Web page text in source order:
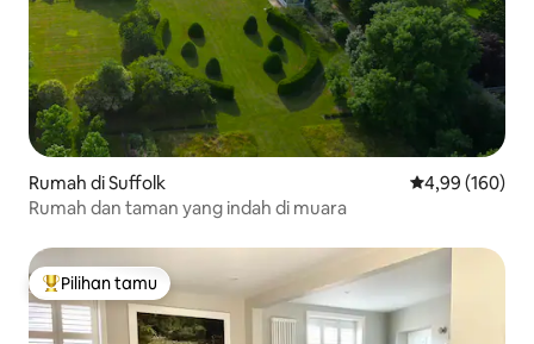
Rumah di Suffolk Nilai rata-rata
4,99 (160)
Rumah dan taman yang indah di muara
Pilihan tamu terpopuler
Pilihan tamu